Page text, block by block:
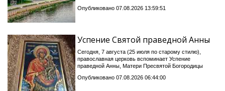
Опубликовано 07.08.2026 13:59:51
Успение Святой праведной Анны
Сегодня, 7 августа (25 июля по старому стилю),
православная церковь вспоминает Успение
праведной Анны, Матери Пресвятой Богородицы
Опубликовано 07.08.2026 06:44:00